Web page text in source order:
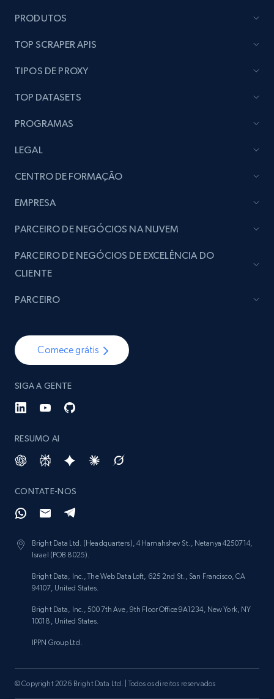
PRODUTOS
TOP SCRAPER APIS
TIPOS DE PROXY
TOP DATASETS
PROGRAMAS
LEGAL
CENTRO DE FORMAÇÃO
EMPRESA
Comece grátis
SIGA A GENTE
RESUMO AI
CONTATE-NOS
Bright Data Ltd. (Headquarters), 4 Hamahshev St., Netanya 4250714,
Israel (POB 8025).
Bright Data, Inc., The Web Data Loft, 625 2nd St., San Francisco, CA
94107, United States.
Bright Data, Inc., 500 7th Ave, 9th Floor Office 9A1234, New York, NY
10018, United States.
IPPN Group Ltd.
PARCEIRO DE NEGÓCIOS NA NUVEM
PARCEIRO DE NEGÓCIOS DE EXCELÊNCIA DO
CLIENTE
PARCEIRO
© Copyright 2026 Bright Data Ltd. | Todos os direitos reservados